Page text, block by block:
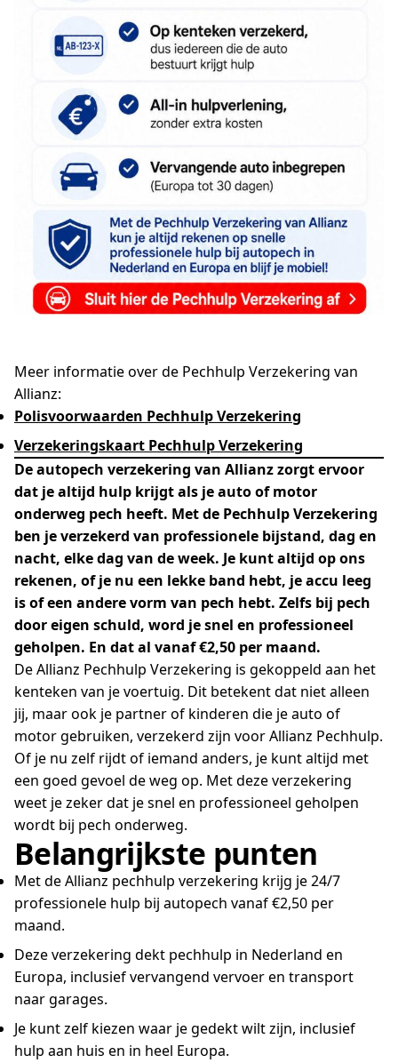
Meer informatie over de Pechhulp Verzekering van
Allianz:
Polisvoorwaarden Pechhulp Verzekering
Verzekeringskaart Pechhulp Verzekering
De autopech verzekering van Allianz zorgt ervoor
dat je altijd hulp krijgt als je auto of motor
onderweg pech heeft. Met de Pechhulp Verzekering
ben je verzekerd van professionele bijstand, dag en
nacht, elke dag van de week. Je kunt altijd op ons
rekenen, of je nu een lekke band hebt, je accu leeg
is of een andere vorm van pech hebt. Zelfs bij pech
door eigen schuld, word je snel en professioneel
geholpen. En dat al vanaf €2,50 per maand.
De Allianz Pechhulp Verzekering is gekoppeld aan het
kenteken van je voertuig. Dit betekent dat niet alleen
jij, maar ook je partner of kinderen die je auto of
motor gebruiken, verzekerd zijn voor Allianz Pechhulp.
Of je nu zelf rijdt of iemand anders, je kunt altijd met
een goed gevoel de weg op. Met deze verzekering
weet je zeker dat je snel en professioneel geholpen
wordt bij pech onderweg.
Belangrijkste punten
Met de Allianz pechhulp verzekering krijg je 24/7
professionele hulp bij autopech vanaf €2,50 per
maand.
Deze verzekering dekt pechhulp in Nederland en
Europa, inclusief vervangend vervoer en transport
naar garages.
Je kunt zelf kiezen waar je gedekt wilt zijn, inclusief
hulp aan huis en in heel Europa.